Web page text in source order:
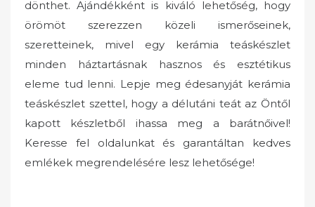
dönthet. Ajándékként is kiváló lehetőség, hogy
örömöt szerezzen közeli ismerőseinek,
szeretteinek, mivel egy kerámia teáskészlet
minden háztartásnak hasznos és esztétikus
eleme tud lenni. Lepje meg édesanyját kerámia
teáskészlet szettel, hogy a délutáni teát az Öntől
kapott készletből ihassa meg a barátnőivel!
Keresse fel oldalunkat és garantáltan kedves
emlékek megrendelésére lesz lehetősége!